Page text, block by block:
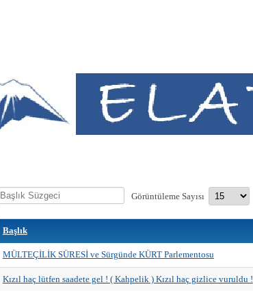
Başlık
Görüntüleme Sayısı
Başlık
MÜLTEÇİLİK SÜRESİ ve Sürgünde KÜRT Parlementosu
Kızıl haç lütfen saadete gel ! ( Kahpelik ) Kızıl haç gizlice vuruldu !